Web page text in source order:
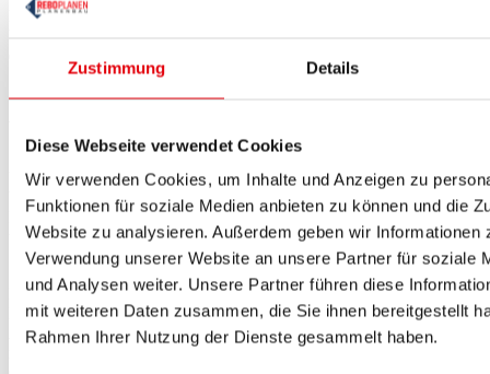
Zustimmung Details
Diese Webseite verwendet Cookies
Wir verwenden Cookies, um Inhalte und Anzeigen zu
Funktionen für soziale Medien anbieten zu können und die
Website zu analysieren. Außerdem geben wir Informationen
Verwendung unserer Website an unsere Partner für soziale
und Analysen weiter. Unsere Partner führen diese
mit weiteren Daten zusammen, die Sie ihnen bereitgestellt
Rahmen Ihrer Nutzung der Dienste gesammelt haben.
Bevor wir Ihre Plane versenden, prüfen wir Material und
Jetzt Ihre Plane online konfigurieren und
Unser Onlineshop führt Sie schrittweise durch die Bestellung. Sie
bestimmen Maß und Ausstattung, wir produzieren Ihre Plane nach
Ihren Vorgaben. Nach Abschluss des Vorgangs zahlen Sie sicher
über PayPal, Klarna oder Kreditkarte. Anschließend machen wir
Ihre Plane rasch versandbereit.
Rebo Planen steht seit Jahren für Service, Präzision und
Einsatzbereitschaft. Mit unseren Planen sind Sie für sämtliche
Abdeck- und Transportzwecke hervorragend gerüstet. Bestellen Sie
noch heute und profitieren Sie von einem Produkt, das sich durch